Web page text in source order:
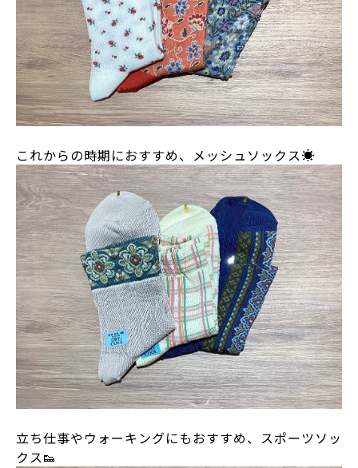
これからの時期におすすめ、メッシュソックス☀️
立ち仕事やウォーキングにもおすすめ、スポーツソッ
クス👟